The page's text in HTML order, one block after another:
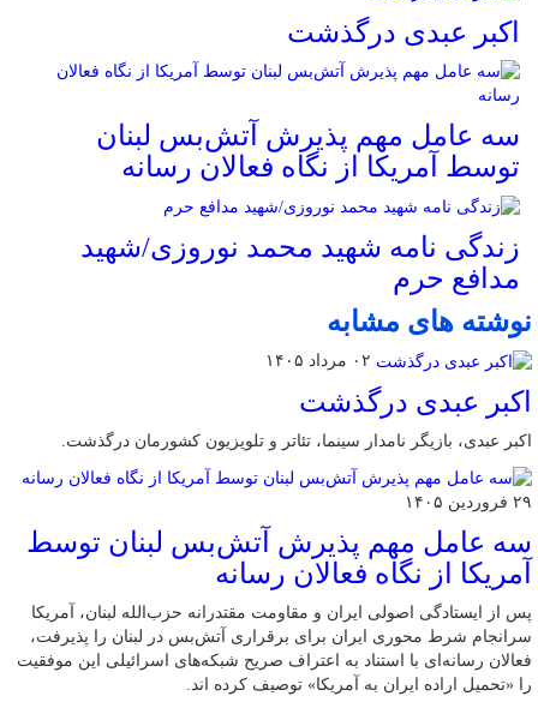
اکبر عبدی درگذشت
سه عامل مهم پذیرش آتش‌بس لبنان
توسط آمریکا از نگاه فعالان رسانه
زندگی نامه شهید محمد نوروزی/شهید
مدافع حرم
نوشته های مشابه
۰۲ مرداد ۱۴۰۵
اکبر عبدی درگذشت
اکبر عبدی، بازیگر نامدار سینما، تئاتر و تلویزیون کشورمان درگذشت.
۲۹ فروردین ۱۴۰۵
سه عامل مهم پذیرش آتش‌بس لبنان توسط
آمریکا از نگاه فعالان رسانه
پس از ایستادگی اصولی ایران و مقاومت مقتدرانه حزب‌الله لبنان، آمریکا
سرانجام شرط محوری ایران برای برقراری آتش‌بس در لبنان را پذیرفت،
فعالان رسانه‌ای با استناد به اعتراف صریح شبکه‌های اسرائیلی این موفقیت
را «تحمیل اراده ایران به آمریکا» توصیف کرده اند.